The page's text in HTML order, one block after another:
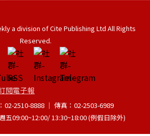
a division of Cite Publishing Ltd All Rights
Reserved.
閱電子報
02-2510-8888 │ 傳真：02-2503-6989
五09:00~12:00/ 13:30~18:00 (例假日除外)